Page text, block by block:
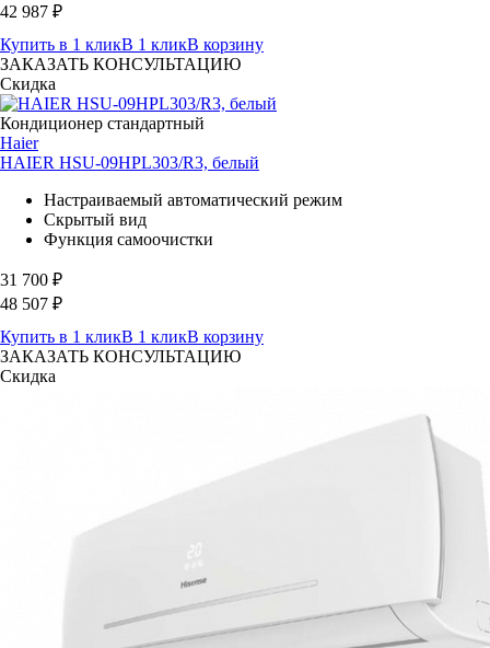
42 987 ₽
Купить в 1 кликВ 1 кликВ корзину
ЗАКАЗАТЬ КОНСУЛЬТАЦИЮ
Скидка
Кондиционер стандартный
Haier
HAIER HSU-09HPL303/R3, белый
Настраиваемый автоматический режим
Скрытый вид
Функция самоочистки
31 700 ₽
48 507 ₽
Купить в 1 кликВ 1 кликВ корзину
ЗАКАЗАТЬ КОНСУЛЬТАЦИЮ
Скидка